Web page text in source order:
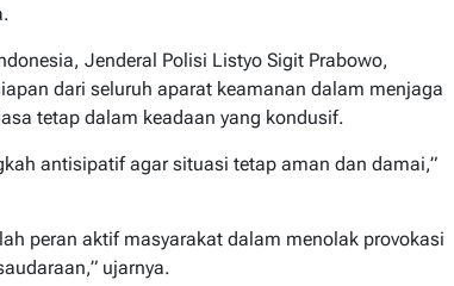
Jenderal Polisi Listyo Sigit Prabowo,
dari seluruh aparat keamanan dalam menjaga
tetap dalam keadaan yang kondusif.
antisipatif agar situasi tetap aman dan damai,”
peran aktif masyarakat dalam menolak provokasi
ujarnya.